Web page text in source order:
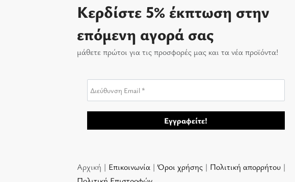
Κερδίστε 5% έκπτωση στην
επόμενη αγορά σας
μάθετε πρώτοι για τις προσφορές μας και τα νέα προϊόντα!
Αρχική | Επικοινωνία |Όροι χρήσης| Πολιτική απορρήτου|